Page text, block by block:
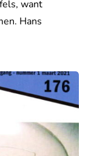
want
Hans